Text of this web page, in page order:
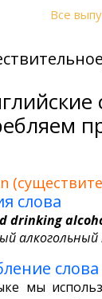
Все
слова
drinking
слова
мы